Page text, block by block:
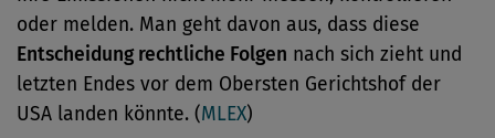
oder melden. Man geht davon aus, dass diese
Entscheidung rechtliche Folgen nach sich zieht und
letzten Endes vor dem Obersten Gerichtshof der
USA landen könnte. (MLEX)